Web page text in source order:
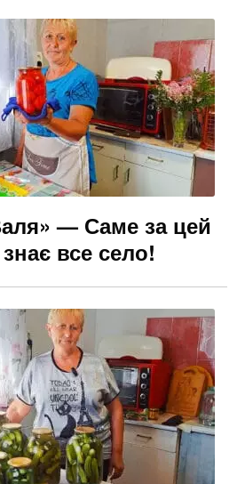
s
e
n
g
er
l
— Саме за цей
все село!